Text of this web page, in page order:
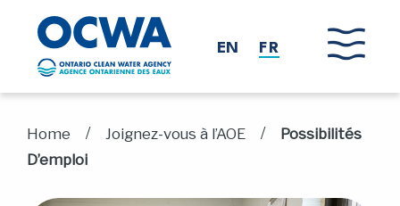
Skip to main content
EN FR
Home / Joignez-vous à l’AOE /
Possibilités
D’emploi